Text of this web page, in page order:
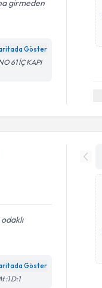
girmeden
Göster
61 İÇ KAPI
Göster
:1 D:1